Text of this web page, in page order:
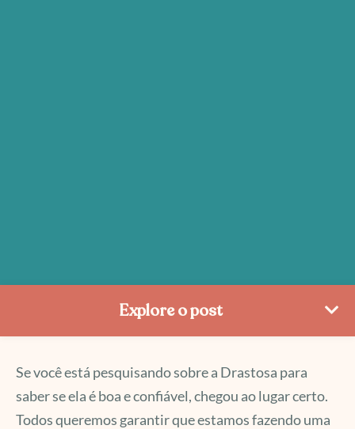
Explore o post
Se você está pesquisando sobre a Drastosa para
saber se ela é boa e confiável, chegou ao lugar certo.
Todos queremos garantir que estamos fazendo uma